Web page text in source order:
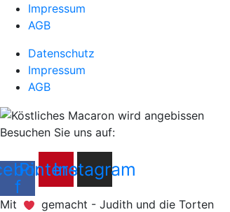
Impressum
AGB
Datenschutz
Impressum
AGB
Besuchen Sie uns auf:
f
Pinterest
Instagram
Mit gemacht - Judith und die Torten